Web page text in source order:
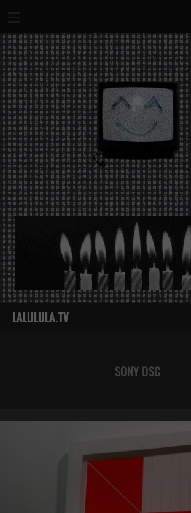
¿QUÉ ES ESTO?
SONY DSC